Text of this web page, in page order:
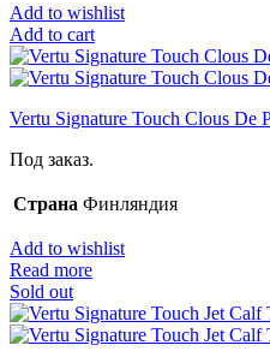
Add to wishlist
Add to cart
Vertu Signature Touch Clous De
Под заказ.
Страна Финляндия
Add to wishlist
Read more
Sold out